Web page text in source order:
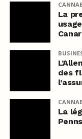
La
des
La